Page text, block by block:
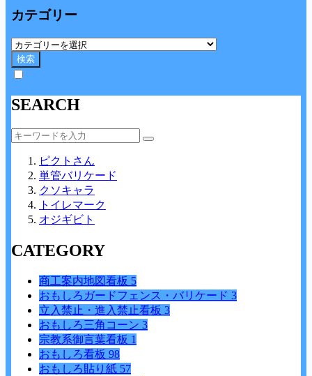
カテゴリー
検索
SEARCH
ピクトさん
単管バリケード
クソキャラ
トイレマーク
オジギビト
CATEGORY
商工案内地図看板 5
おもしろガードフェンス・バリケード 3
立入禁止・進入禁止看板 3
おもしろ三角コーン 3
宗教系御言葉看板 1
おもしろ看板 98
おもしろ貼り紙 57